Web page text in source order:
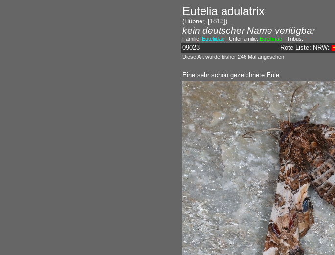
Eutelia adulatrix
(Hübner, [1813])
kein deutscher Name verfügbar
Familie: EuteliidaeUnterfamilie: EuteliinaeTribus: -
09023 Rote Liste: NRW:
Diese Art wurde bisher 246 Mal angesehen.
Eine sehr schön gezeichnete Eule.